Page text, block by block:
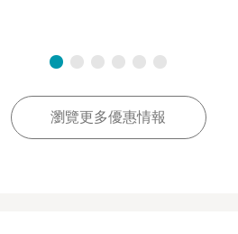
瀏覽更多優惠情報